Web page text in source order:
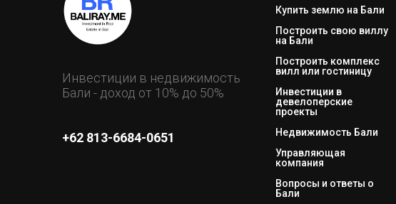
Инвестиции в недвижимость
Бали - доход от 10% до 50%
+62 813-6684-0651
Купить землю на Бали
Построить свою виллу
на Бали
Построить комплекс
вилл или гостиницу
Инвестиции в
девелоперские
проекты
Недвижимость Бали
Управляющая
компания
Вопросы и ответы о
Бали